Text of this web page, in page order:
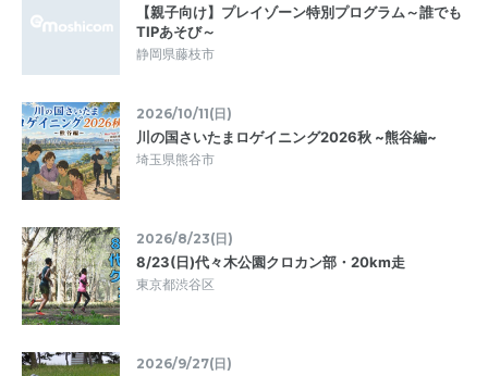
【親子向け】プレイゾーン特別プログラム～誰でも
TIPあそび～
静岡県藤枝市
2026/10/11(日)
川の国さいたまロゲイニング2026秋 ~熊谷編~
埼玉県熊谷市
2026/8/23(日)
8/23(日)代々木公園クロカン部・20km走
東京都渋谷区
2026/9/27(日)